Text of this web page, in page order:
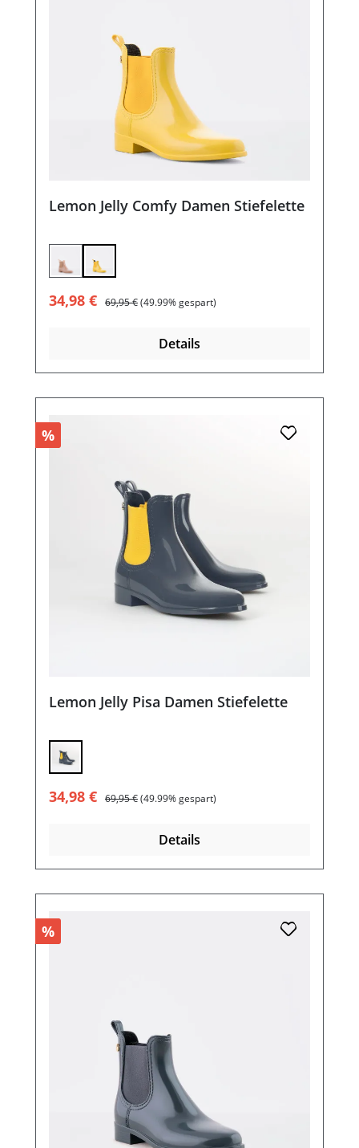
Lemon Jelly Comfy Damen Stiefelette
Verkaufspreis:
34,98 € Regulärer Preis:
69,95 €(49.99% gespart)
Details
%
Lemon Jelly Pisa Damen Stiefelette
Verkaufspreis:
34,98 € Regulärer Preis:
69,95 €(49.99% gespart)
Details
%